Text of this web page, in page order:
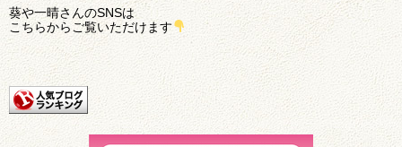
葵や一晴さんのSNSは
こちらからご覧いただけます